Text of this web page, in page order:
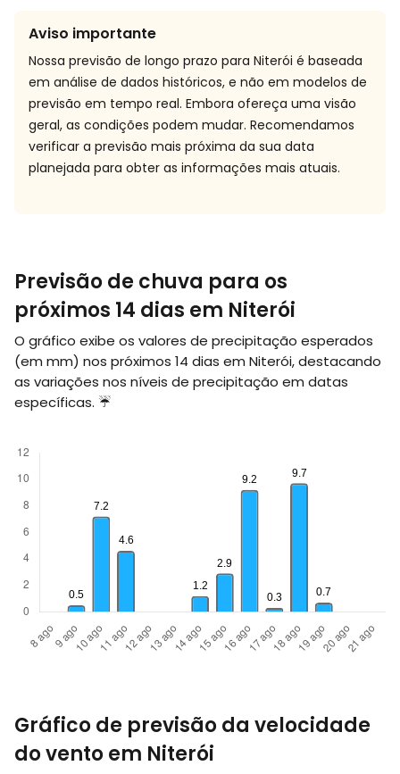
Aviso importante
Nossa previsão de longo prazo para Niterói é baseada
em análise de dados históricos, e não em modelos de
previsão em tempo real. Embora ofereça uma visão
geral, as condições podem mudar. Recomendamos
verificar a previsão mais próxima da sua data
planejada para obter as informações mais atuais.
Previsão de chuva para os
próximos 14 dias em Niterói
O gráfico exibe os valores de precipitação esperados
(em mm) nos próximos 14 dias em Niterói, destacando
as variações nos níveis de precipitação em datas
específicas. ☔
Gráfico de previsão da velocidade
do vento em Niterói